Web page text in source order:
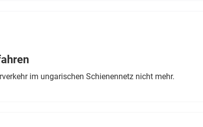
im ungarischen Schienennetz nicht mehr.